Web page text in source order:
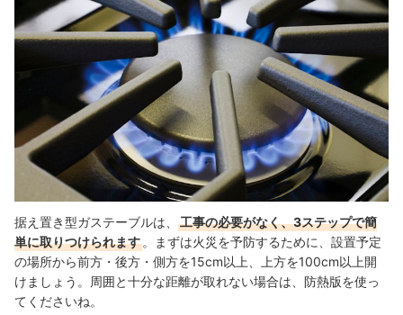
据え置き型ガステーブルは、
工事の必要がなく、3ステップで簡
単に取りつけられます 。まずは火災を予防するために、設置予定
の場所から前方・後方・側方を15cm以上、上方を100cm以上開
けましょう。周囲と十分な距離が取れない場合は、防熱版を使っ
てくださいね。